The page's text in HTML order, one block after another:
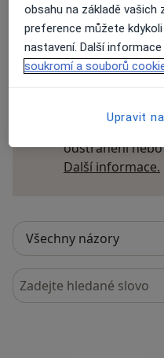
23 názorů
Recenze
Specialisté
odstranění
Další informace.
Hledejte v názorech
obsahu na základě vašich
preference můžete
nastavení. Další
soukromí a souborů
Upravit